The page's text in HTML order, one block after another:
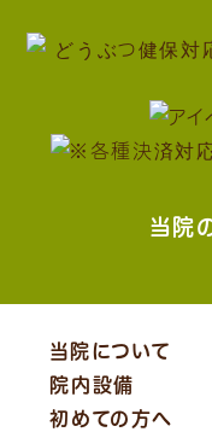
当院
当院について
院内設備
初めての方へ